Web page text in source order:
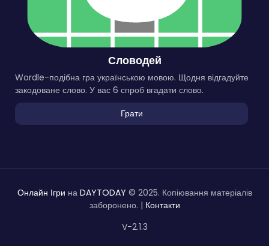
Словодей
Wordle-подібна гра українською мовою. Щодня відгадуйте
закодоване слово. У вас 6 спроб вгадати слово.
Грати
Онлайн Ігри на DAYTODAY © 2025. Копіювання матеріалів
заборонено. | Контакти
V-2.1.3